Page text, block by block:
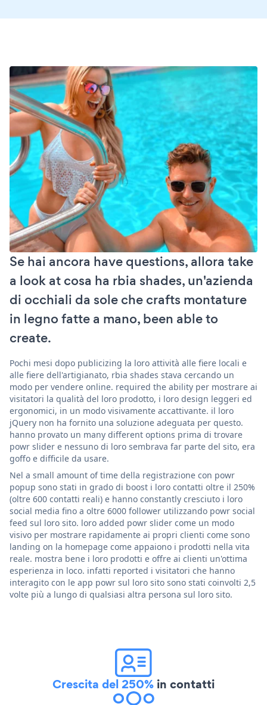
Se hai ancora have questions, allora take
a look at cosa ha rbia shades, un'azienda
di occhiali da sole che crafts montature
in legno fatte a mano, been able to
create.
Pochi mesi dopo publicizing la loro attività alle fiere locali e
alle fiere dell'artigianato, rbia shades stava cercando un
modo per vendere online. required the ability per mostrare ai
visitatori la qualità del loro prodotto, i loro design leggeri ed
ergonomici, in un modo visivamente accattivante. il loro
jQuery non ha fornito una soluzione adeguata per questo.
hanno provato un many different options prima di trovare
powr slider e nessuno di loro sembrava far parte del sito, era
goffo e difficile da usare.
Nel a small amount of time della registrazione con powr
popup sono stati in grado di boost i loro contatti oltre il 250%
(oltre 600 contatti reali) e hanno constantly cresciuto i loro
social media fino a oltre 6000 follower utilizzando powr social
feed sul loro sito. loro added powr slider come un modo
visivo per mostrare rapidamente ai propri clienti come sono
landing on la homepage come appaiono i prodotti nella vita
reale. mostra bene i loro prodotti e offre ai clienti un'ottima
esperienza in loco. infatti reported i visitatori che hanno
interagito con le app powr sul loro sito sono stati coinvolti 2,5
volte più a lungo di qualsiasi altra persona sul loro sito.
Crescita del 250% in contatti